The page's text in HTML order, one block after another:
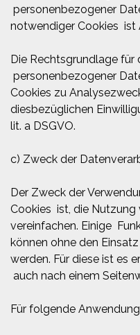
personenbezogener
notwendiger Cookies ist
Die Rechtsgrundlage für
personenbezogener
Cookies zu
diesbezüglichen
lit. a DSGVO.
c) Zweck der
Der Zweck der
Cookies ist, die Nutzung
vereinfachen. Einige
können ohne den
werden. Für diese ist es
auch nach einem
Für folgende